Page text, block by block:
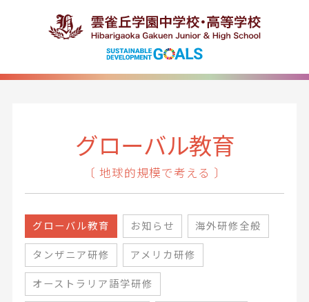
グローバル教育
〔 地球的規模で考える 〕
グローバル教育 お知らせ
海外研修全般
タンザニア研修
アメリカ研修
オーストラリア語学研修